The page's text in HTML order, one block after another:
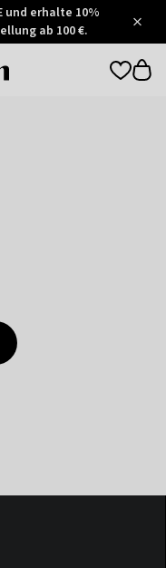
und erhalte 10%
ab 100 €.